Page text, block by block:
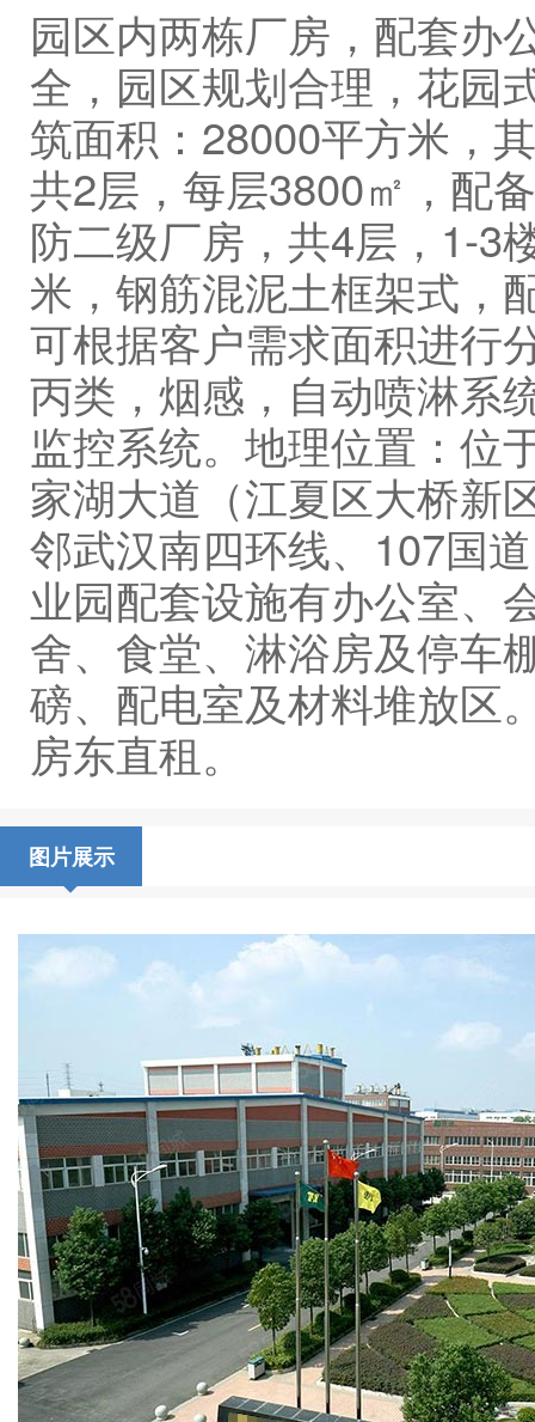
园区内两栋厂房，配套办
全，园区规划合理，花园
筑面积：28000平方米，
共2层，每层3800㎡，配
防二级厂房，共4层，1-3
米，钢筋混泥土框架式，
可根据客户需求面积进行
丙类，烟感，自动喷淋系
监控系统。地理位置：位
家湖大道（江夏区大桥新
邻武汉南四环线、107国
业园配套设施有办公室、
舍、食堂、淋浴房及停车
磅、配电室及材料堆放区
房东直租。
图片展示